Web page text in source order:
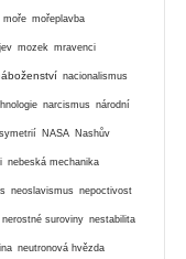
moře mořeplavba
mozek mravenci
nacionalismus
narcismus národní
NASA Nashův
nebeská mechanika
neoslavismus nepoctivost
nerostné suroviny nestabilita
neutronová hvězda